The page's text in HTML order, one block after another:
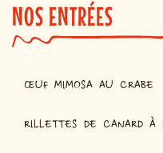
NOS ENTRÉES
ŒUF MIMOSA AU CRABE
RILLETTES DE CANARD